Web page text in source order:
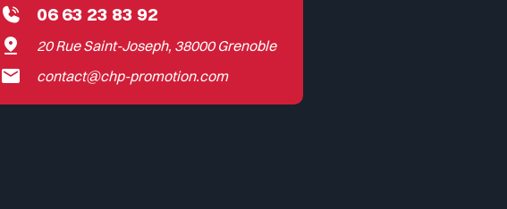
06 63 23 83 92
20 Rue Saint-Joseph, 38000 Grenoble
contact@chp-promotion.com